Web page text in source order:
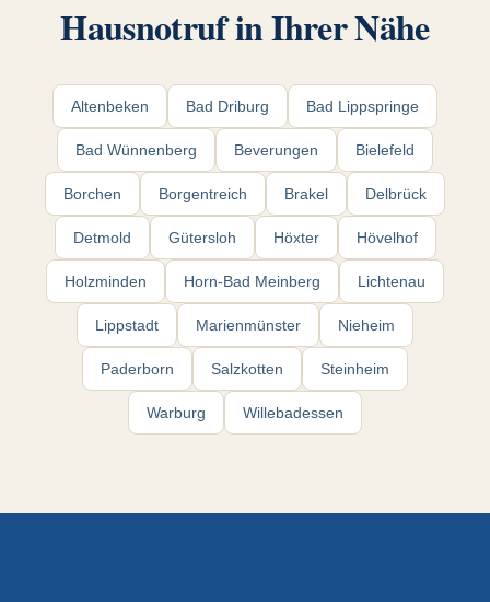
Hausnotruf in Ihrer Nähe
Altenbeken Bad Driburg Bad Lippspringe
Bad Wünnenberg Beverungen Bielefeld
Borchen Borgentreich Brakel Delbrück
Detmold Gütersloh Höxter Hövelhof
Holzminden Horn-Bad Meinberg Lichtenau
Lippstadt Marienmünster Nieheim
Paderborn Salzkotten Steinheim
Warburg Willebadessen